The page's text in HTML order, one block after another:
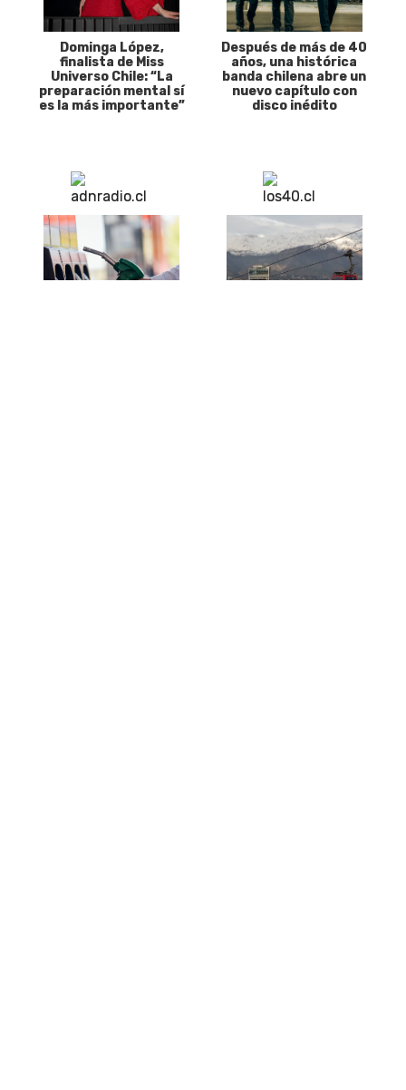
Dominga López,
finalista de Miss
Universo Chile: “La
preparación mental sí
es la más importante”
Después de más de 40
años, una histórica
banda chilena abre un
nuevo capítulo con
disco inédito